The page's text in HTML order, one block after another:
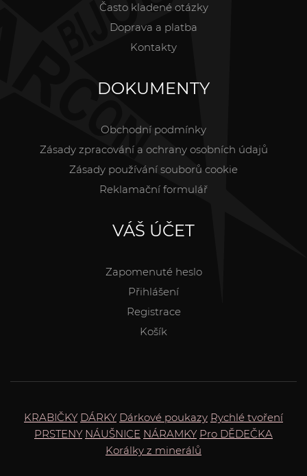
Často kladené otázky
Doprava a platba
Kontakty
DOKUMENTY
Obchodní podmínky
Zásady zpracování a ochrany osobních údajů
Zásady používání souborů cookie
Reklamační formulář
VÁŠ ÚČET
Zapomenuté heslo
Přihlášení
Registrace
Košík
KRABIČKY DÁRKY Dárkové poukazy Rychlé tvoření
PRSTENY NÁUŠNICE NÁRAMKY Pro DĚDEČKA
Korálky z minerálů